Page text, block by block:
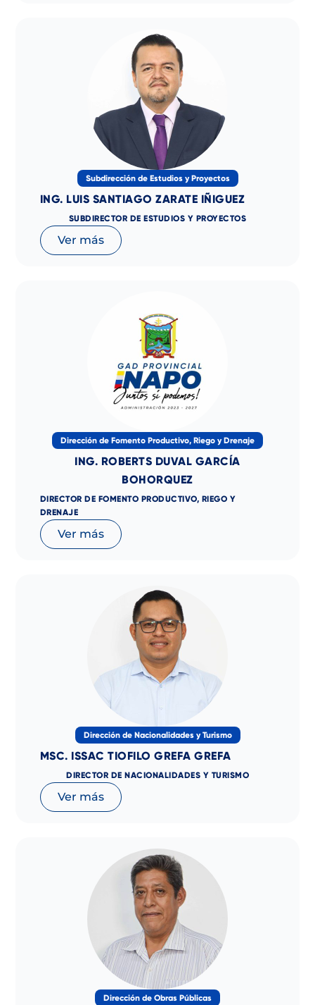
Subdirección de Estudios y Proyectos
ING. LUIS SANTIAGO ZARATE IÑIGUEZ
SUBDIRECTOR DE ESTUDIOS Y PROYECTOS
Ver más
Dirección de Fomento Productivo, Riego y Drenaje
ING. ROBERTS DUVAL GARCÍA
BOHORQUEZ
DIRECTOR DE FOMENTO PRODUCTIVO, RIEGO Y
DRENAJE
Ver más
Dirección de Nacionalidades y Turismo
MSC. ISSAC TIOFILO GREFA GREFA
DIRECTOR DE NACIONALIDADES Y TURISMO
Ver más
Dirección de Obras Públicas